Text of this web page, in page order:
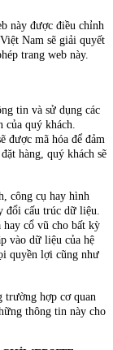
này được điều chỉnh
Nam sẽ giải quyết
trang web này.
tin và sử dụng các
quý khách.
được mã hóa để đảm
hàng, quý khách sẽ
công cụ hay hình
đổi cấu trúc dữ liệu.
hay cổ vũ cho bất kỳ
vào dữ liệu của hệ
quyền lợi cũng như
trường hợp cơ quan
thông tin này cho